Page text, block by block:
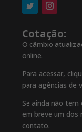
Cotação:
O câmbio
online.
Para acessar,
para agências de
Se ainda não
em breve um dos
contato.